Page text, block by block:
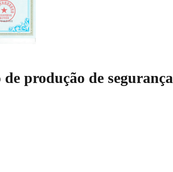
produção de segurança